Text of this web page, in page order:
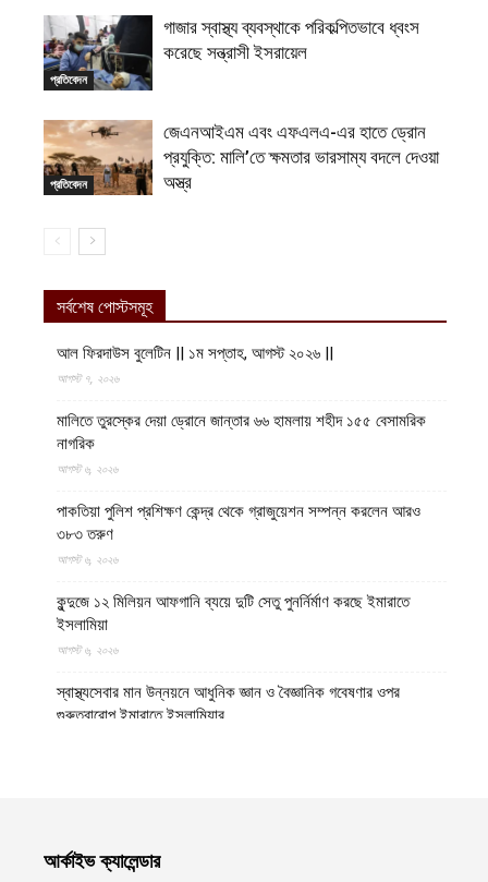
প্রতিবেদন
গাজার স্বাস্থ্য ব্যবস্থাকে পরিকল্পিতভাবে ধ্বংস
করেছে সন্ত্রাসী ইসরায়েল
প্রতিবেদন
জেএনআইএম এবং এফএলএ-এর হাতে ড্রোন
প্রযুক্তি: মালি’তে ক্ষমতার ভারসাম্য বদলে দেওয়া
অস্ত্র
সর্বশেষ পোস্টসমূহ
আল ফিরদাউস বুলেটিন || ১ম সপ্তাহ, আগস্ট ২০২৬ ||
আগস্ট ৭, ২০২৬
মালিতে তুরস্কের দেয়া ড্রোনে জান্তার ৬৬ হামলায় শহীদ ১৫৫ বেসামরিক
নাগরিক
আগস্ট ৬, ২০২৬
পাকতিয়া পুলিশ প্রশিক্ষণ কেন্দ্র থেকে গ্রাজুয়েশন সম্পন্ন করলেন আরও
৩৮৩ তরুণ
আগস্ট ৬, ২০২৬
কুন্দুজে ১২ মিলিয়ন আফগানি ব্যয়ে দুটি সেতু পুনর্নির্মাণ করছে ইমারাতে
ইসলামিয়া
আগস্ট ৬, ২০২৬
স্বাস্থ্যসেবার মান উন্নয়নে আধুনিক জ্ঞান ও বৈজ্ঞানিক গবেষণার ওপর
গুরুত্বারোপ ইমারাতে ইসলামিয়ার
ভিডিও || আফগানিস্তানের কুনার প্রদেশে গত বছরের ভূমিকম্পে ক্ষতিগ্রস্ত
আর্কাইভ ক্যালেন্ডার